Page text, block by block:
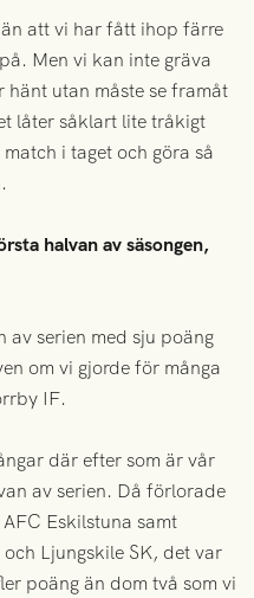
att vi har fått ihop färre
Men vi kan inte gräva
hänt utan måste se framåt
låter såklart lite tråkigt
i taget och göra så
halvan av säsongen,
av serien med sju poäng
om vi gjorde för många
IF.
där efter som är vår
av serien. Då förlorade
Eskilstuna samt
Ljungskile SK, det var
poäng än dom två som vi